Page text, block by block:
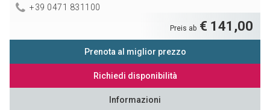
+39 0471 831100
Preis ab € 141,00
Prenota al miglior prezzo
Richiedi disponibilità
Informazioni